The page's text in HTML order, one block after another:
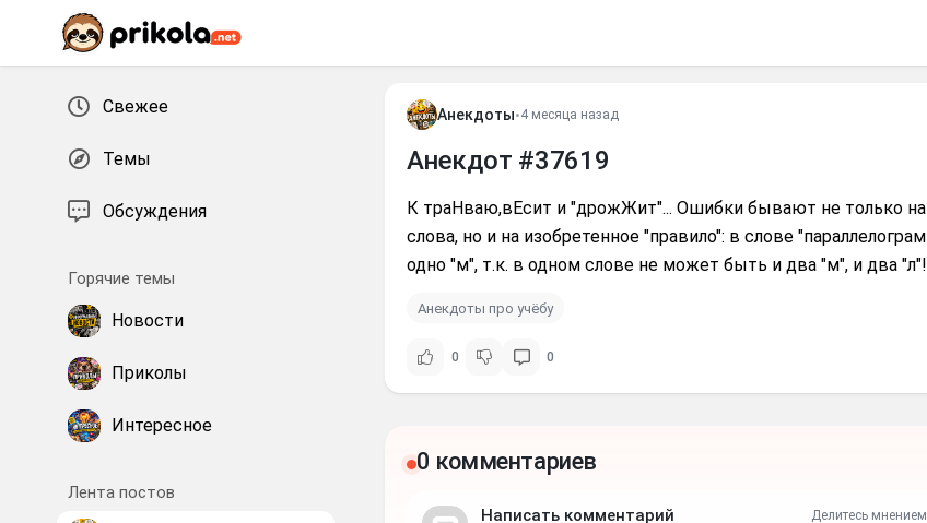
Перейти к контенту
Свежее
Темы
Обсуждения
Горячие темы
Новости
Приколы
Интересное
Лента постов
Анекдоты•4 месяца назад
Анекдот #37619
К траНваю,вЕсит и "дрожЖит"... Ошибки бывают не только
слова, но и на изобретенное "правило": в слове
одно "м", т.к. в одном слове не может быть и два "м", и два "л"!
Анекдоты про учёбу
0 0
0 комментариев
Написать комментарий Делитесь